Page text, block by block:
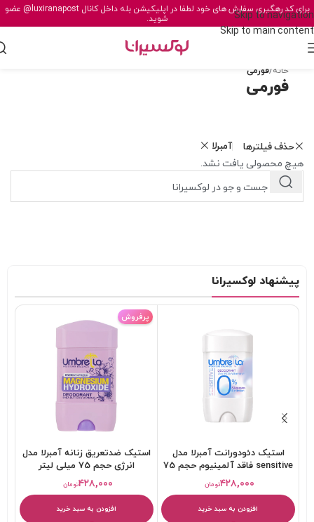
Skip to navigation
Skip to main content
برای کد رهگیری سفارش های خود لطفا در اپلیکیشن بله داخل کانال@luxiranapost عضو
شوید.
خانه/فورمی
فورمی
حذف فیلترها آمبرلا
هیچ محصولی یافت نشد.
پیشنهاد لوکسیرانا
استیک دئودورانت آمبرلا مدل
sensitive فاقد آلمینیوم حجم 75
میلی لیترتومان۴۲۸,۰۰۰
افزودن به سبد خرید
پرفروش
استیک ضدتعریق زنانه آمبرلا مدل
انرژی حجم 75 میلی لیتر
تومان۴۲۸,۰۰۰
افزودن به سبد خرید